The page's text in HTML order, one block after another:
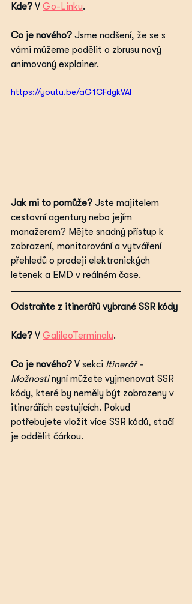
Kde? V Go-Linku.
Co je nového? Jsme nadšení, že se s
vámi můžeme podělit o zbrusu nový
animovaný explainer.
https://youtu.be/aG1CFdgkVAI
Jak mi to pomůže? Jste majitelem
cestovní agentury nebo jejím
manažerem? Mějte snadný přístup k
zobrazení, monitorování a vytváření
přehledů o prodeji elektronických
letenek a EMD v reálném čase.
Odstraňte z itinerářů vybrané SSR kódy
Kde? V GalileoTerminalu.
Co je nového? V sekci Itinerář -
Možnosti nyní můžete vyjmenovat SSR
kódy, které by neměly být zobrazeny v
itinerářích cestujících. Pokud
potřebujete vložit více SSR kódů, stačí
je oddělit čárkou.